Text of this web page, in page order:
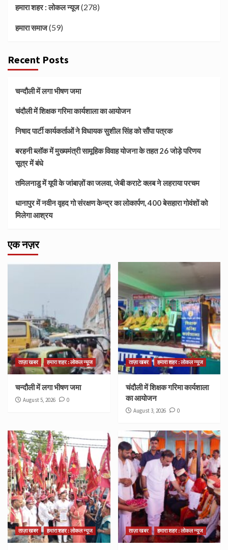
हमारा शहर : लोकल न्यूज(278)
हमारा समाज(59)
Recent Posts
चन्दौली में लगा भीषण जमा
चंदौली में शिक्षक गरिमा कार्यशाला का आयोजन
निषाद पार्टी कार्यकर्ताओं ने विधायक सुशील सिंह को सौंपा पत्रक
बरहनी ब्लॉक में मुख्यमंत्री सामूहिक विवाह योजना के तहत 26 जोड़े परिणय
सूत्र में बंधे
तमिलनाडु में यूपी के जांबाज़ों का जलवा, जेबी कराटे क्लब ने लहराया परचम
धानापुर में नवीन वृहद गो संरक्षण केन्द्र का लोकार्पण, 400 बेसहारा गोवंशों को
मिलेगा आश्रय
एक नज़र
ताज़ा खबर हमारा शहर : लोकल न्यूज
चन्दौली में लगा भीषण जमा
August 5, 2026 0
ताज़ा खबर हमारा शहर : लोकल न्यूज
चंदौली में शिक्षक गरिमा कार्यशाला
का आयोजन
August 3, 2026 0
ताज़ा खबर हमारा शहर : लोकल न्यूज ताज़ा खबर हमारा शहर : लोकल न्यूज